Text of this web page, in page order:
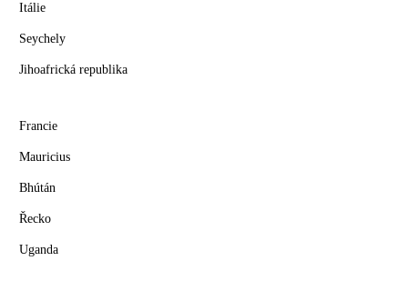
Itálie
Seychely
Jihoafrická republika
Francie
Mauricius
Bhútán
Řecko
Uganda